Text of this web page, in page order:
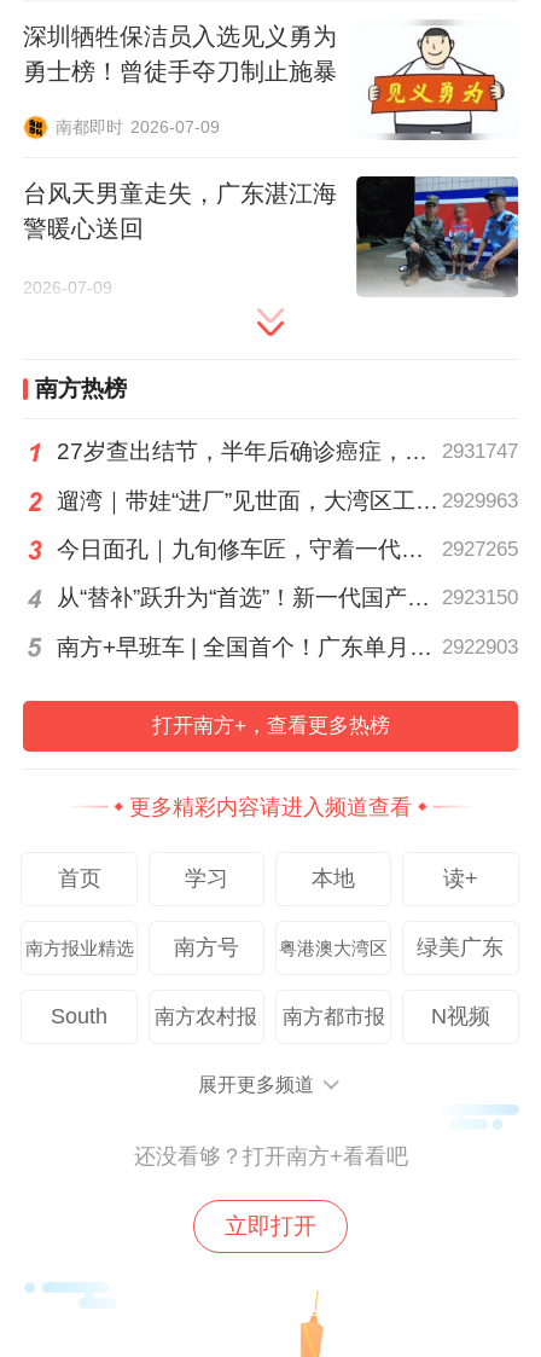
南方日报、南方+客户端原创，未经授权不得
编辑 吴跃思
校对 杨远云
贺达源
南方日报记者，联系方式
深圳牺牲保洁员入选见义勇为
勇士榜！曾徒手夺刀制止施暴
南都即时 2026-07-09
台风天男童走失，广东湛江海
警暖心送回
2026-07-09
南方热榜
27岁查出结节，半年后确诊癌症，甲状腺癌真的“懒”吗？ 2931747
遛湾｜带娃“进厂”见世面，大湾区工业研学攻略请查收 2929963
今日面孔｜九旬修车匠，守着一代又一代车轮转 2927265
从“替补”跃升为“首选”！新一代国产核心工业软件加速冲高端 2923150
南方+早班车 | 全国首个！广东单月用电量突破千亿千瓦时 2922903
打开南方+，查看更多热榜
更多精彩内容请进入频道查看
首页 学习 本地 读+
南方报业精选 南方号 粤港澳大湾区 绿美广东
South 南方农村报 南方都市报 N视频
展开更多频道
还没看够？打开南方+看看吧
立即打开